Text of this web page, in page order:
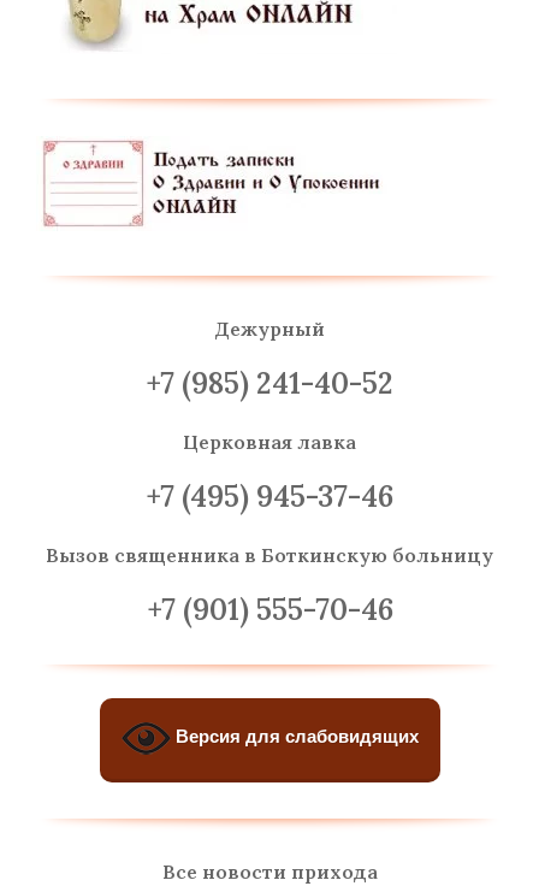
Дежурный
+7 (985) 241-40-52
Церковная лавка
+7 (495) 945-37-46
Вызов священника в Боткинскую больницу
+7 (901) 555-70-46
Версия для слабовидящих
Все новости прихода